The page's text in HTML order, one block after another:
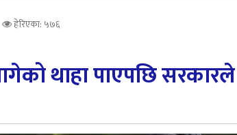
हेरिएका: ५७६
थाहा पाएपछि सरकारले